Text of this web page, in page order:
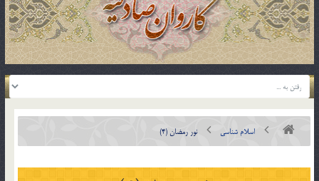
اسلام شناسی نور رمضان (4)